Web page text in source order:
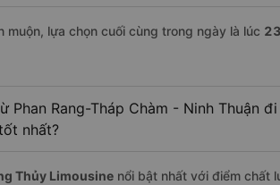
muộn, lựa chọn cuối cùng trong ngày là lúc
Phan Rang-Tháp Chàm - Ninh Thuận
nhất?
Thủy Limousine nổi bật nhất với điểm chất